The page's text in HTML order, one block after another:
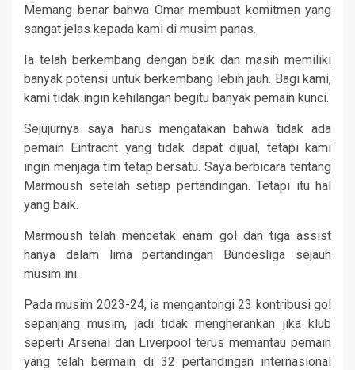
Memang benar bahwa Omar membuat komitmen yang
sangat jelas kepada kami di musim panas.
Ia telah berkembang dengan baik dan masih memiliki
banyak potensi untuk berkembang lebih jauh. Bagi kami,
kami tidak ingin kehilangan begitu banyak pemain kunci.
Sejujurnya saya harus mengatakan bahwa tidak ada
pemain Eintracht yang tidak dapat dijual, tetapi kami
ingin menjaga tim tetap bersatu. Saya berbicara tentang
Marmoush setelah setiap pertandingan. Tetapi itu hal
yang baik.
Marmoush telah mencetak enam gol dan tiga assist
hanya dalam lima pertandingan Bundesliga sejauh
musim ini.
Pada musim 2023-24, ia mengantongi 23 kontribusi gol
sepanjang musim, jadi tidak mengherankan jika klub
seperti Arsenal dan Liverpool terus memantau pemain
yang telah bermain di 32 pertandingan internasional